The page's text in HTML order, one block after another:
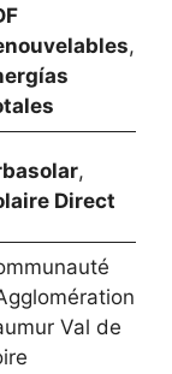
,
,
Direct
Val de